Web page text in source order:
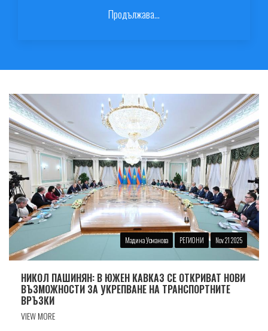
Продължава...
Мадина Усманова РЕГИОНИ Nov 21 2025
НИКОЛ ПАШИНЯН: В ЮЖЕН КАВКАЗ СЕ ОТКРИВАТ НОВИ
ВЪЗМОЖНОСТИ ЗА УКРЕПВАНЕ НА ТРАНСПОРТНИТЕ
ВРЪЗКИ
VIEW MORE